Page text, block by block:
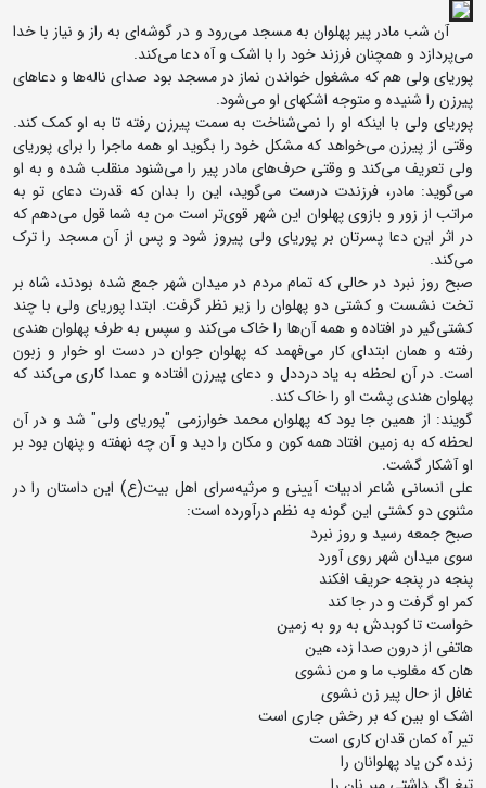
آن شب مادر پیر پهلوان به مسجد می‌رود و در گوشه‌ای به راز و نیاز با خدا
می‌پردازد و همچنان فرزند خود را با اشک و آه دعا می‌کند.
پوریای ولی هم که مشغول خواندن نماز در مسجد بود صدای ناله‌ها و دعاهای
پیرزن را شنیده و متوجه اشکهای او می‌شود.
پوریای ولی با اینکه او را نمی‌شناخت به سمت پیرزن رفته تا به او کمک کند.
وقتی از پیرزن می‌خواهد که مشکل خود را بگوید او همه ماجرا را برای پوریای
ولی تعریف می‌کند و وقتی حرف‌های مادر پیر را می‌شنود منقلب شده و به او
می‌گوید: مادر، فرزندت درست می‌گوید، این را بدان که قدرت دعای تو به
مراتب از زور و بازوی پهلوان این شهر قوی‌تر است من به شما قول می‌دهم که
در اثر این دعا پسرتان بر پوریای ولی پیروز شود و پس از آن مسجد را ترک
می‌کند.
صبح روز نبرد در حالی که تمام مردم در میدان شهر جمع شده بودند، شاه بر
تخت نشست و کشتی دو پهلوان را زیر نظر گرفت. ابتدا پوریای ولی با چند
کشتی‌گیر در افتاده و همه آن‌ها را خاک می‌کند و سپس به طرف پهلوان هندی
رفته و همان ابتدای کار می‌فهمد که پهلوان جوان در دست او خوار و زبون
است. در آن لحظه به یاد درددل و دعای پیرزن افتاده و عمدا کاری می‌کند که
پهلوان هندی پشت او را خاک کند.
گویند: از همین جا بود که پهلوان محمد خوارزمی "پوریای ولی" شد و در آن
لحظه که به زمین افتاد همه کون و مکان را دید و آن چه نهفته و پنهان بود بر
او آشکار گشت.
علی انسانی شاعر ادبیات آیینی و مرثیه‌سرای اهل بیت‌(ع) این داستان را در
مثنوی دو کشتی این گونه به نظم درآورده است:
صبح جمعه رسید و روز نبرد
سوی میدان شهر روی‌ آورد
پنجه در پنجه حریف افکند
کمر او گرفت و در جا کند
خواست تا کوبدش به رو به زمین
هاتفی از درون صدا زد، هین
هان که مغلوب ما و من نشوی
غافل از حال پیر زن نشوی
اشک او بین که بر رخش جاری است
تیر آه کمان قدان کاری است
زنده کن یاد پهلوانان را